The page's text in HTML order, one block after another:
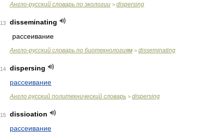
Англо-русский словарь по экологии > dispersing
13
disseminating
рассеивание
Англо-русский словарь по биотехнологиям > disseminating
14
dispersing
рассеивание
Англо русский политехнический словарь > dispersing
15
dissioation
рассеивание